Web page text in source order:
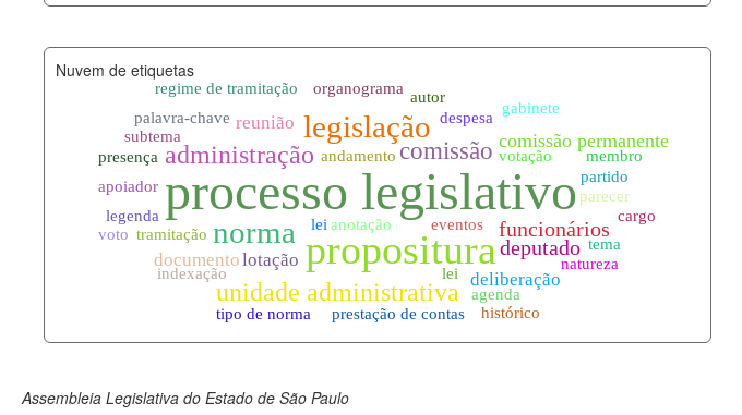
comissoes_permanentes_votacoes.xml
documento_andamento.xml
09-08-2026
palavras_chave.xml
09-08-2026
legislacao_normas.xml
09-08-2026
legislacao_norma_anotacoes.xml
09-08-2026
Nuvem de etiquetas
Assembleia Legislativa do Estado de São Paulo